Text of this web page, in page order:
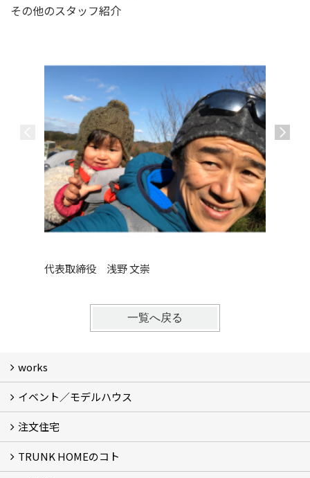
その他のスタッフ紹介
代表取締役 浅野 文崇
一覧へ戻る
works
Photo Gallery
現場レポート
Room Tour
イベント／モデルハウス
イベント
TRUNK TOYOTA MODEL
TRUNK NAGOYA MODEL
イベントレポート
注文住宅
コンセプト
基本性能
お客様の声
保証制度
TRUNK HOMEのコト